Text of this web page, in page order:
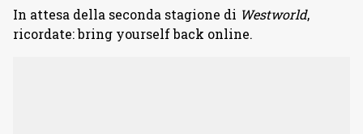
In attesa della seconda stagione di Westworld,
ricordate: bring yourself back online.